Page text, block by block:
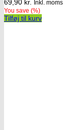
69,90 kr.
Inkl. moms
You save (%)
Tilføj til kurv